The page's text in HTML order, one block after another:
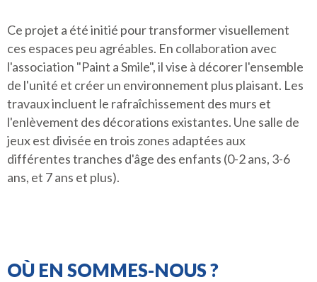
Ce projet a été initié pour transformer visuellement
ces espaces peu agréables. En collaboration avec
l'association "Paint a Smile", il vise à décorer l'ensemble
de l'unité et créer un environnement plus plaisant. Les
travaux incluent le rafraîchissement des murs et
l'enlèvement des décorations existantes. Une salle de
jeux est divisée en trois zones adaptées aux
différentes tranches d'âge des enfants (0-2 ans, 3-6
ans, et 7 ans et plus).
OÙ EN SOMMES-NOUS ?